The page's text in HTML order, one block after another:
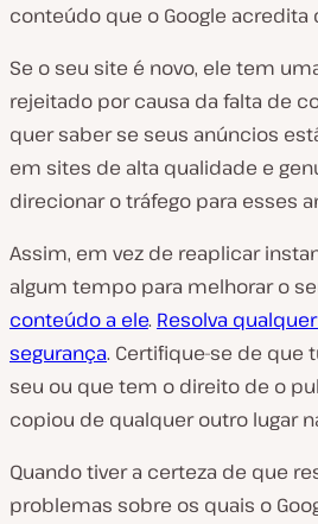
conteúdo que o Google acredita
Se o seu site é novo, ele tem
rejeitado por causa da falta de
quer saber se seus anúncios
em sites de alta qualidade e
direcionar o tráfego para esses
Assim, em vez de reaplicar
algum tempo para melhorar o
conteúdo a ele. Resolva
segurança. Certifique-se de que
seu ou que tem o direito de o
copiou de qualquer outro lugar
Quando tiver a certeza de que
problemas sobre os quais o